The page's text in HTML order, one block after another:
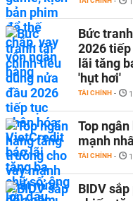
Bức
2026
lãi tăng
'hụt hơi'
TÀI CHÍNH -
Top
mạnh
TÀI CHÍNH -
BIDV